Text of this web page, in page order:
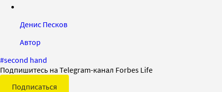
Денис Песков
Автор
#second hand
Подпишитесь на Telegram-канал Forbes Life
Подписаться